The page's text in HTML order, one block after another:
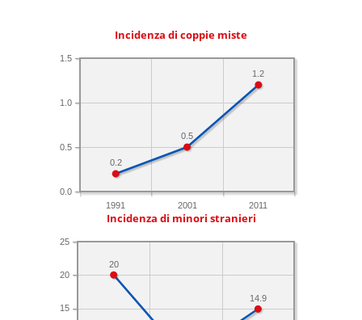
Incidenza di coppie miste
1991 2001 2011
0.0
0.5
1.0
1.5
1.2
0.5
0.2
Incidenza di minori stranieri
15
20
25
14.9
20